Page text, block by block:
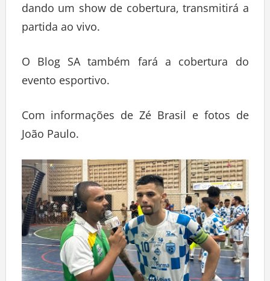
dando um show de cobertura, transmitirá a
partida ao vivo.
O Blog SA também fará a cobertura do
evento esportivo.
Com informações de Zé Brasil e fotos de
João Paulo.